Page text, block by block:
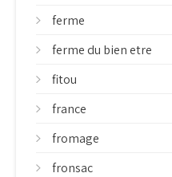
ferme
ferme du bien etre
fitou
france
fromage
fronsac